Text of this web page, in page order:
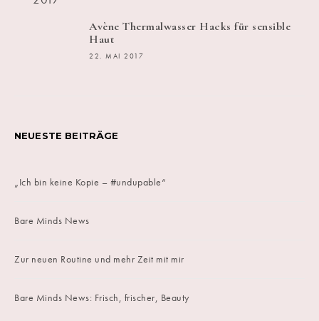
Avène Thermalwasser Hacks für sensible
Haut
22. MAI 2017
NEUESTE BEITRÄGE
„Ich bin keine Kopie – #undupable“
Bare Minds News
Zur neuen Routine und mehr Zeit mit mir
Bare Minds News: Frisch, frischer, Beauty